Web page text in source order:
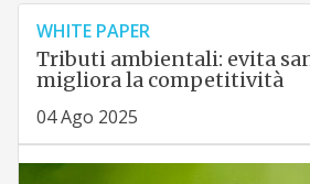
WHITE PAPER
Tributi ambientali: evita
migliora la competitività
04 Ago 2025